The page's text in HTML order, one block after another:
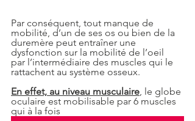
Par conséquent, tout manque de
mobilité, d’un de ses os ou bien de la
duremère peut entraîner une
dysfonction sur la mobilité de l’oeil
par l’intermédiaire des muscles qui le
rattachent au système osseux.
En effet, au niveau musculaire, le globe
oculaire est mobilisable par 6 muscles
qui à la fois